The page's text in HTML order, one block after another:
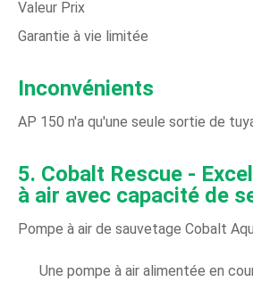
Valeur Prix
Garantie à vie limitée
Inconvénients
AP 150 n'a qu'une seule sortie de
5. Cobalt Rescue -
à air avec capacité de
Pompe à air de sauvetage Cobalt
Une pompe à air alimentée en